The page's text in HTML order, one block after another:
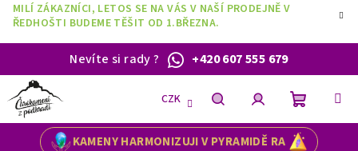
MILÍ ZÁKAZNÍCI, LETOS SE NA VÁS V NAŠÍ PRODEJNĚ V
ŘEDHOŠTI BUDEME TĚŠIT OD 1.BŘEZNA.
Nevíte si rady? +420 607 555 679
KAMENY HARMONIZUJI V PYRAMIDĚ RA
CZK
HledatPřihlášeníNákupní